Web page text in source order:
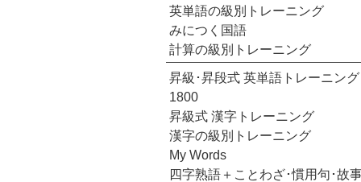
英単語の級別トレーニング
みにつく国語
計算の級別トレーニング
昇級･昇段式 英単語トレーニング
1800
昇級式 漢字トレーニング
漢字の級別トレーニング
My Words
四字熟語＋ことわざ･慣用句･故